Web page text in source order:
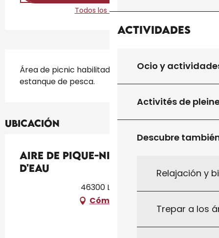
Actividades
Ocio y
Activités de
Descubre
Relajación y
Trepar a los
Todos los contactos
Área de picnic habilitada al borde del
estanque de pesca.
Ubicación
Aire De Pique-Nique Du Plan
D'Eau
46300 Le Vigan
Cómo llegar